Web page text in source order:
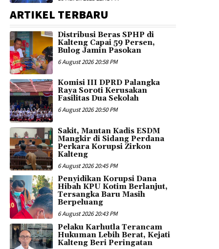
ARTIKEL TERBARU
Distribusi Beras SPHP di
Kalteng Capai 59 Persen,
Bulog Jamin Pasokan
6 August 2026 20:58 PM
Komisi III DPRD Palangka
Raya Soroti Kerusakan
Fasilitas Dua Sekolah
6 August 2026 20:50 PM
Sakit, Mantan Kadis ESDM
Mangkir di Sidang Perdana
Perkara Korupsi Zirkon
Kalteng
6 August 2026 20:45 PM
Penyidikan Korupsi Dana
Hibah KPU Kotim Berlanjut,
Tersangka Baru Masih
Berpeluang
6 August 2026 20:43 PM
Pelaku Karhutla Terancam
Hukuman Lebih Berat, Kejati
Kalteng Beri Peringatan